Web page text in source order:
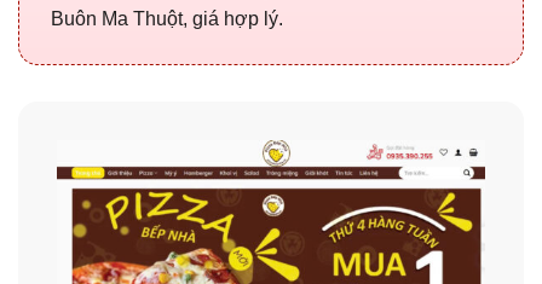
Buôn Ma Thuột, giá hợp lý.